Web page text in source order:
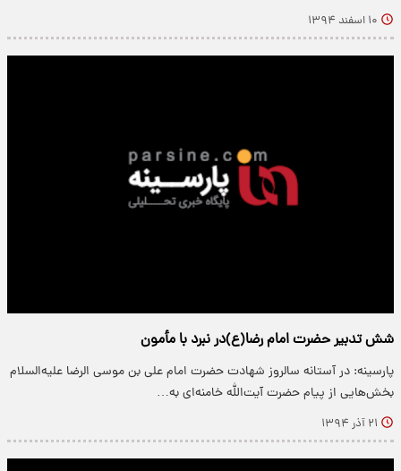
۱۰ اسفند ۱۳۹۴
شش تدبیر حضرت امام رضا(ع)در نبرد با مأمون
پارسینه: در آستانه سالروز شهادت حضرت امام علی بن موسی الرضا علیه‌السلام
بخش‌هایی از پیام حضرت آیت‌الله خامنه‌ای به…
۲۱ آذر ۱۳۹۴